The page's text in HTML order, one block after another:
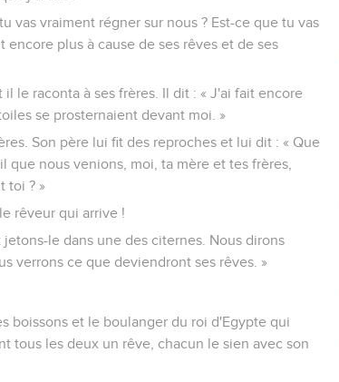
vas vraiment régner sur nous ? Est-ce que tu vas
encore plus à cause de ses rêves et de ses
le raconta à ses frères. Il dit : « J'ai fait encore
se prosternaient devant moi. »
Son père lui fit des reproches et lui dit : « Que
que nous venions, moi, ta mère et tes frères,
toi ? »
rêveur qui arrive !
le dans une des citernes. Nous dirons
verrons ce que deviendront ses rêves. »
boissons et le boulanger du roi d'Egypte qui
tous les deux un rêve, chacun le sien avec son